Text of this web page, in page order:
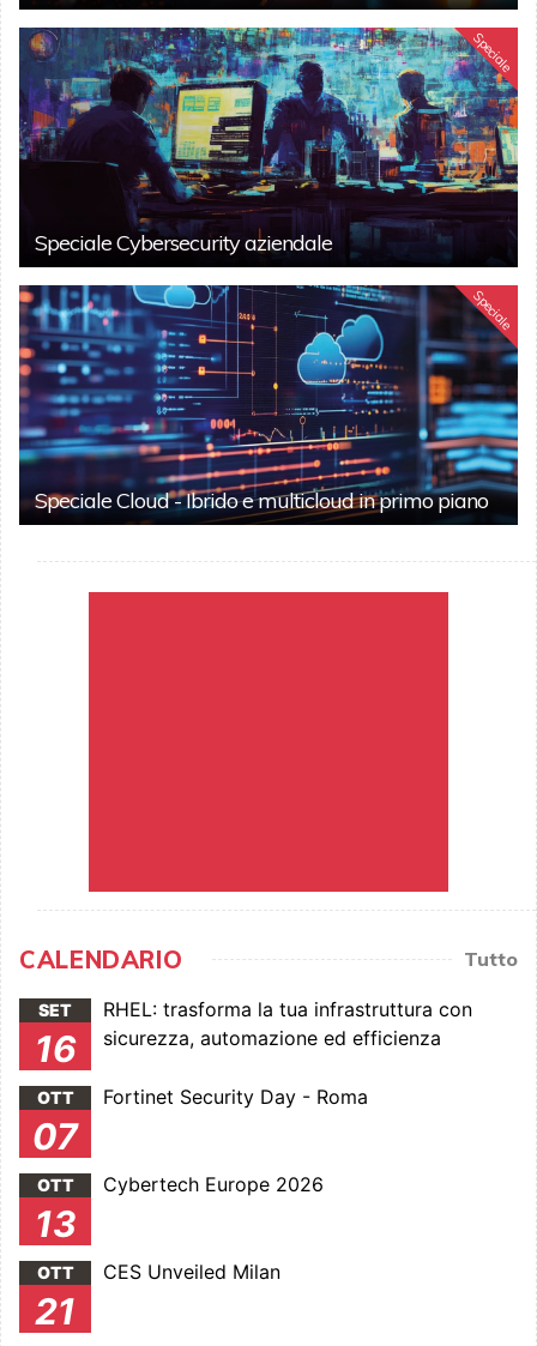
Speciale
Speciale Cybersecurity aziendale
Speciale
Speciale Cloud - Ibrido e multicloud in primo piano
CALENDARIO Tutto
SET
16
RHEL: trasforma la tua infrastruttura con
sicurezza, automazione ed efficienza
OTT
07
Fortinet Security Day - Roma
OTT
13
Cybertech Europe 2026
OTT
21
CES Unveiled Milan